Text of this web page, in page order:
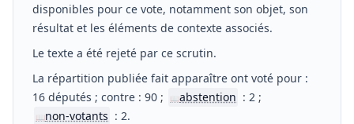
disponibles pour ce vote, notamment son objet, son
résultat et les éléments de contexte associés.
Le texte a été rejeté par ce scrutin.
La répartition publiée fait apparaître ont voté pour :
16 députés ; contre : 90 ;
📖abstention : 2 ;
📖non-votants : 2.